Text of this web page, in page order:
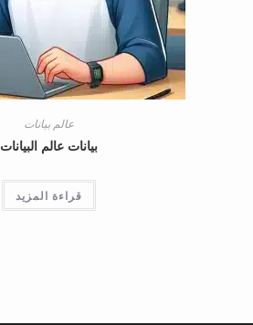
عالم بيانات
بيانات عالم البيانات
قراءة المزيد